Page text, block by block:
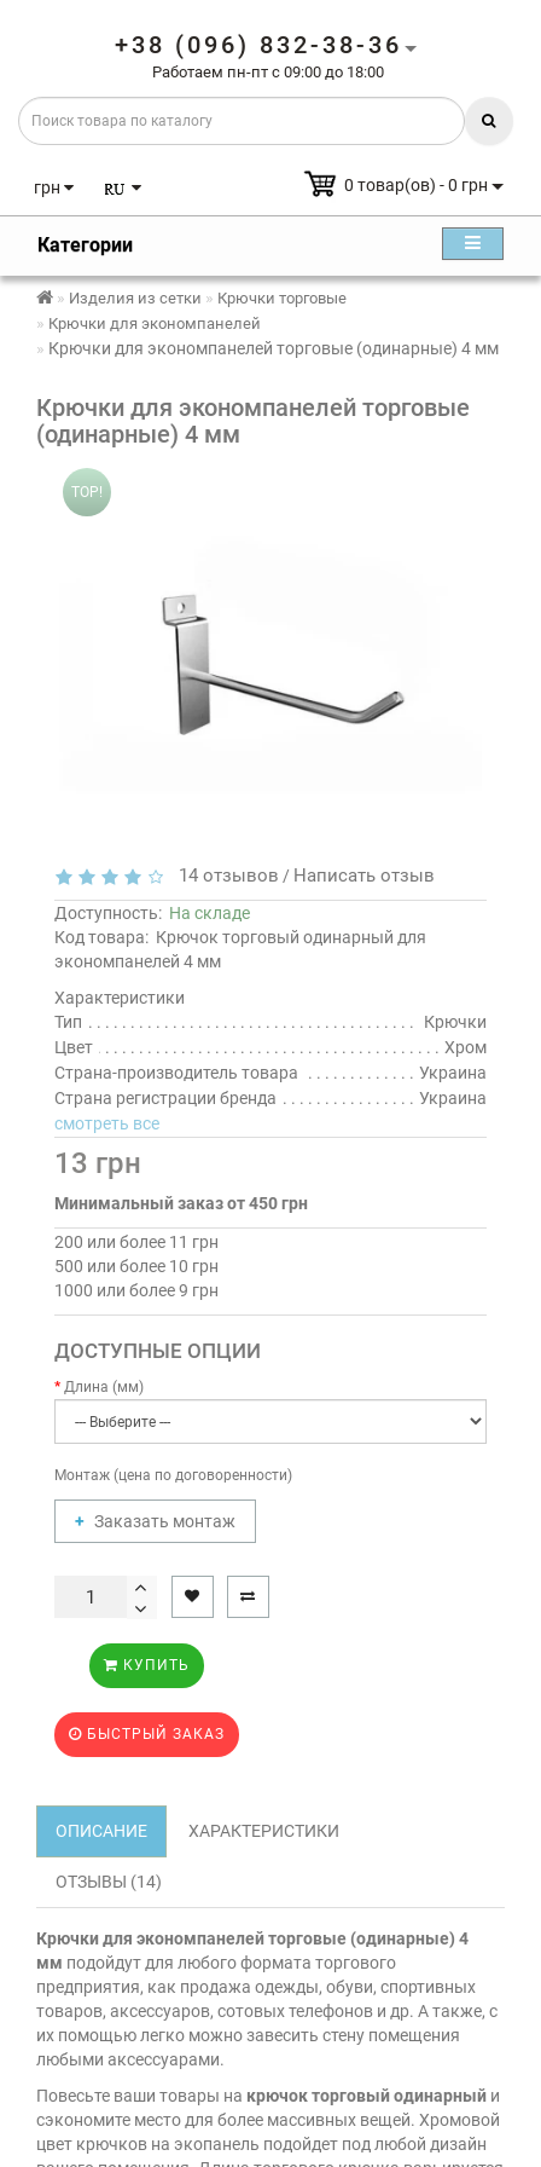
+38 (096) 832-38-36
Работаем пн-пт с 09:00 до 18:00
грн 0 товар(ов) - 0 грн
Категории
Изделия из сетки
Крючки торговые
Крючки для экономпанелей
Крючки для экономпанелей торговые (одинарные) 4 мм
Крючки для экономпанелей торговые
(одинарные) 4 мм
TOP!
14 отзывов / Написать отзыв
Доступность: На складе
Код товара: Крючок торговый одинарный для
экономпанелей 4 мм
Характеристики
Тип
Крючки
Цвет
Хром
Страна-производитель товара
Украина
Страна регистрации бренда
Украина
смотреть все
13 грн
Минимальный заказ от 450 грн
200 или более 11 грн
500 или более 10 грн
1000 или более 9 грн
ДОСТУПНЫЕ ОПЦИИ
Длина (мм)
Монтаж (цена по договоренности)
Заказать монтаж
КУПИТЬ
БЫСТРЫЙ ЗАКАЗ
ОПИСАНИЕ ХАРАКТЕРИСТИКИ
ОТЗЫВЫ (14)
Крючки для экономпанелей торговые (одинарные) 4
мм подойдут для любого формата торгового
предприятия, как продажа одежды, обуви, спортивных
товаров, аксессуаров, сотовых телефонов и др. А также, с
их помощью легко можно завесить стену помещения
любыми аксессуарами.
Повесьте ваши товары на крючок торговый одинарный и
сэкономите место для более массивных вещей. Хромовой
цвет крючков на экопанель подойдет под любой дизайн